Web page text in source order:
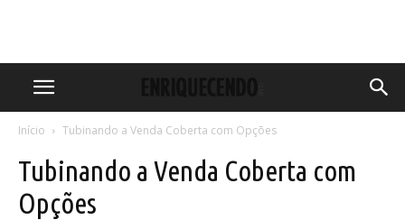
Início Tubinando a Venda Coberta com Opções
Tubinando a Venda Coberta com
Opções